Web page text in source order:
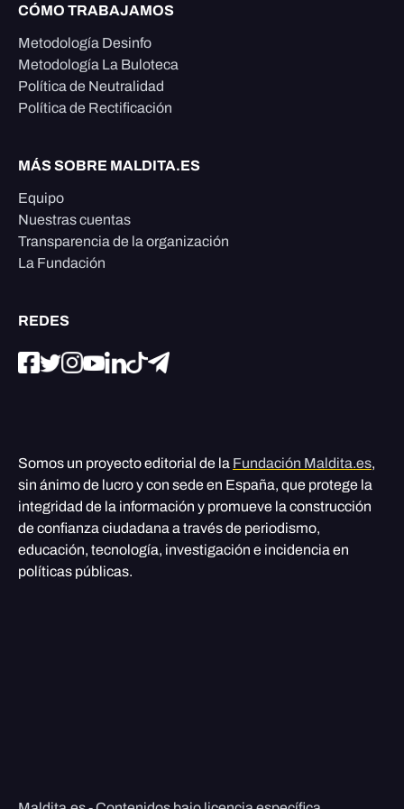
CÓMO TRABAJAMOS
Metodología Desinfo
Metodología La Buloteca
Política de Neutralidad
Política de Rectificación
MÁS SOBRE MALDITA.ES
Equipo
Nuestras cuentas
Transparencia de la organización
La Fundación
REDES
Somos un proyecto editorial de la Fundación Maldita.es,
sin ánimo de lucro y con sede en España, que protege la
integridad de la información y promueve la construcción
de confianza ciudadana a través de periodismo,
educación, tecnología, investigación e incidencia en
políticas públicas.